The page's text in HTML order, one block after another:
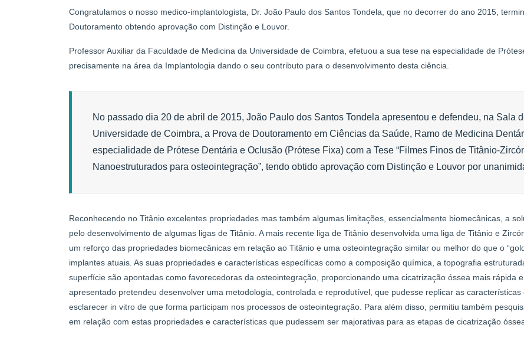
Congratulamos o nosso medico-implantologista, Dr. João Paulo dos Santos Tondela, que no decorrer do ano 2015,
Doutoramento obtendo aprovação com Distinção e Louvor.
Professor Auxiliar da Faculdade de Medicina da Universidade de Coimbra, efetuou a sua tese na especialidade de
precisamente na área da Implantologia dando o seu contributo para o desenvolvimento desta ciência.
No passado dia 20 de abril de 2015, João Paulo dos Santos Tondela apresentou e defendeu, na Sala
Universidade de Coimbra, a Prova de Doutoramento em Ciências da Saúde, Ramo de Medicina
especialidade de Prótese Dentária e Oclusão (Prótese Fixa) com a Tese “Filmes Finos de Titânio-
Nanoestruturados para osteointegração”, tendo obtido aprovação com Distinção e Louvor por
Reconhecendo no Titânio excelentes propriedades mas também algumas limitações, essencialmente biomecânicas, a
pelo desenvolvimento de algumas ligas de Titânio. A mais recente liga de Titânio desenvolvida uma liga de Titânio e
um reforço das propriedades biomecânicas em relação ao Titânio e uma osteointegração similar ou melhor do que o
implantes atuais. As suas propriedades e características específicas como a composição química, a topografia
superfície são apontadas como favorecedoras da osteointegração, proporcionando uma cicatrização óssea mais rápida
apresentado pretendeu desenvolver uma metodologia, controlada e reprodutível, que pudesse replicar as
esclarecer in vitro de que forma participam nos processos de osteointegração. Para além disso, permitiu também
em relação com estas propriedades e características que pudessem ser majorativas para as etapas de cicatrização